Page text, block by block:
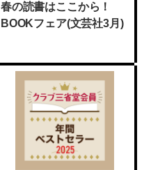
春の読書はここから！
BOOKフェア(文芸社3月)